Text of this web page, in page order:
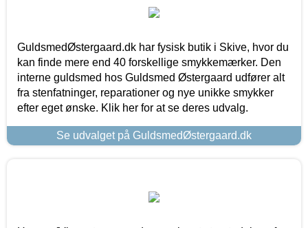
GuldsmedØstergaard.dk har fysisk butik i Skive, hvor du
kan finde mere end 40 forskellige smykkemærker. Den
interne guldsmed hos Guldsmed Østergaard udfører alt
fra stenfatninger, reparationer og nye unikke smykker
efter eget ønske. Klik her for at se deres udvalg.
Se udvalget på GuldsmedØstergaard.dk